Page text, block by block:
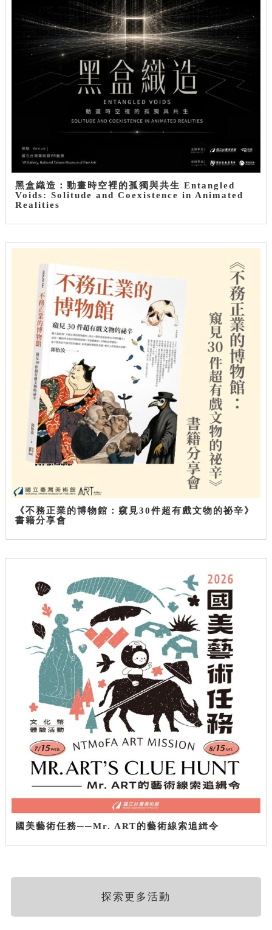
黑盒織造：動畫時空裡的孤獨與共生 Entangled
Voids: Solitude and Coexistence in Animated
Realities
《不務正業的博物館：窺見30件超有戲文物的祕辛》
書籍分享會
國美藝術任務──Mr. ART的藝術線索追緝令
探索更多活動